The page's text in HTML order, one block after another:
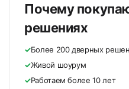
Почему
решениях
✓Более 200 дверных
✓Живой шоурум
✓Работаем более 10 лет